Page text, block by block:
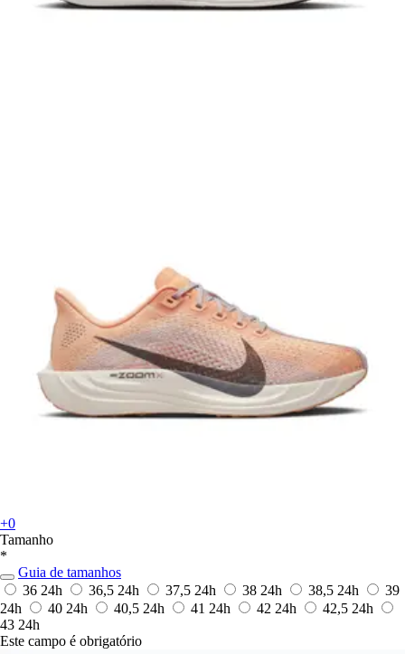
+0
Tamanho
*
Guia de tamanhos
36 24h 36,5 24h 37,5 24h 38 24h 38,5 24h
39
24h
40 24h 40,5 24h 41 24h 42 24h 42,5 24h
43 24h
Este campo é obrigatório